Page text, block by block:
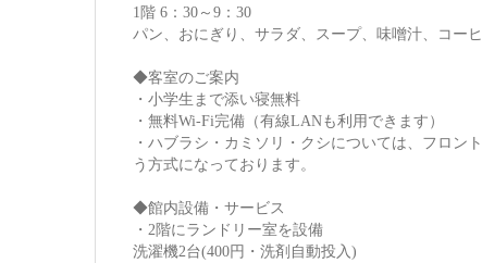
1階 6：30～9：30
パン、おにぎり、サラダ、スープ、味噌汁、コー
◆客室のご案内
・小学生まで添い寝無料
・無料Wi-Fi完備（有線LANも利用できます）
・ハブラシ・カミソリ・クシについては、フロン
う方式になっております。
◆館内設備・サービス
・2階にランドリー室を設備
洗濯機2台(400円・洗剤自動投入)